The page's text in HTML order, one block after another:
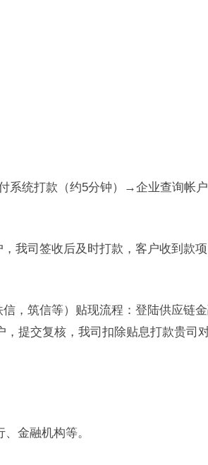
系统打款（约5分钟）→企业查询帐户
我司签收后及时打款，客户收到款
，筑信等）贴现流程：登陆供应链
提交复核，我司扣除贴息打款贵司
金融机构等。